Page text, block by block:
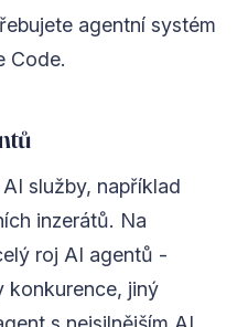
agentní systém
Code.
služby, například
inzerátů. Na
roj AI agentů -
konkurence, jiný